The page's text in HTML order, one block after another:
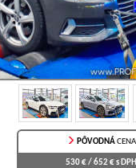
PÔVODNÁCENA
530 € / 652 € s DPH